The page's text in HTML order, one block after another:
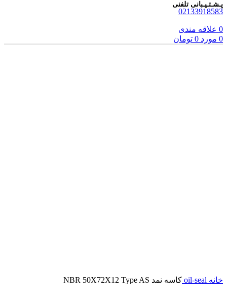
پـشـتـیـبانی تلفنی
02133918583
0 علاقه مندی
0 مورد 0 تومان
خانه oil-seal کاسه نمد NBR 50X72X12 Type AS